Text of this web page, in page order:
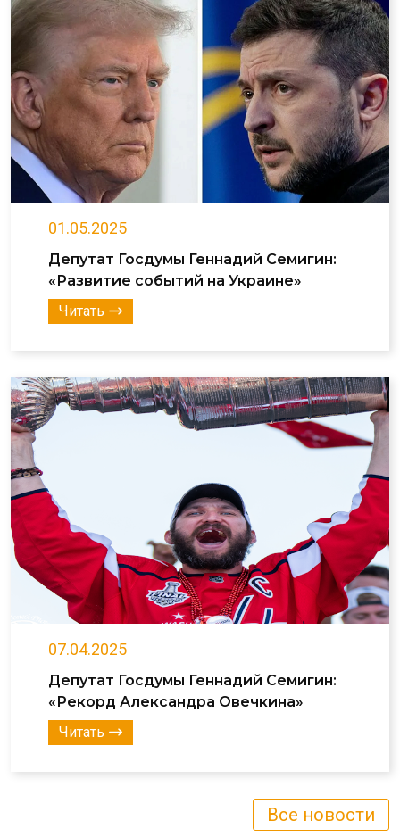
01.05.2025
Депутат Госдумы Геннадий Семигин:
«Развитие событий на Украине»
Читать
07.04.2025
Депутат Госдумы Геннадий Семигин:
«Рекорд Александра Овечкина»
Читать
Все новости